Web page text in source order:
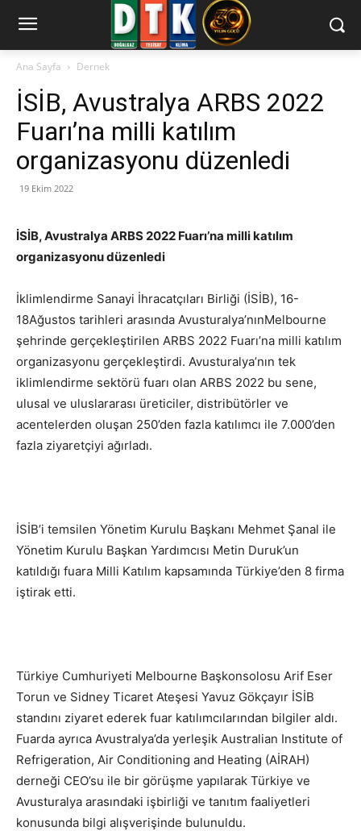
Ana Sayfa Dernek
İSİB, Avustralya ARBS 2022
Fuarı’na milli katılım
organizasyonu düzenledi
19 Ekim 2022
İSİB, Avustralya ARBS 2022 Fuarı’na milli katılım
organizasyonu düzenledi
İklimlendirme Sanayi İhracatçıları Birliği (İSİB), 16-
18Ağustos tarihleri arasında Avusturalya’nınMelbourne
şehrinde gerçekleştirilen ARBS 2022 Fuarı’na milli katılım
organizasyonu gerçekleştirdi. Avusturalya’nın tek
iklimlendirme sektörü fuarı olan ARBS 2022 bu sene,
ulusal ve uluslararası üreticiler, distribütörler ve
acentelerden oluşan 250’den fazla katılımcı ile 7.000’den
fazla ziyaretçiyi ağırladı.
İSİB’i temsilen Yönetim Kurulu Başkanı Mehmet Şanal ile
Yönetim Kurulu Başkan Yardımcısı Metin Duruk’un
katıldığı fuara Milli Katılım kapsamında Türkiye’den 8 firma
iştirak etti.
Türkiye Cumhuriyeti Melbourne Başkonsolosu Arif Eser
Torun ve Sidney Ticaret Ateşesi Yavuz Gökçayır İSİB
standını ziyaret ederek fuar katılımcılarından bilgiler aldı.
Fuarda ayrıca Avustralya’da yerleşik Australian Institute of
Refrigeration, Air Conditioning and Heating (AİRAH)
derneği CEO’su ile bir görüşme yapılarak Türkiye ve
Avusturalya arasındaki işbirliği ve tanıtım faaliyetleri
konusunda bilgi alışverişinde bulunuldu.